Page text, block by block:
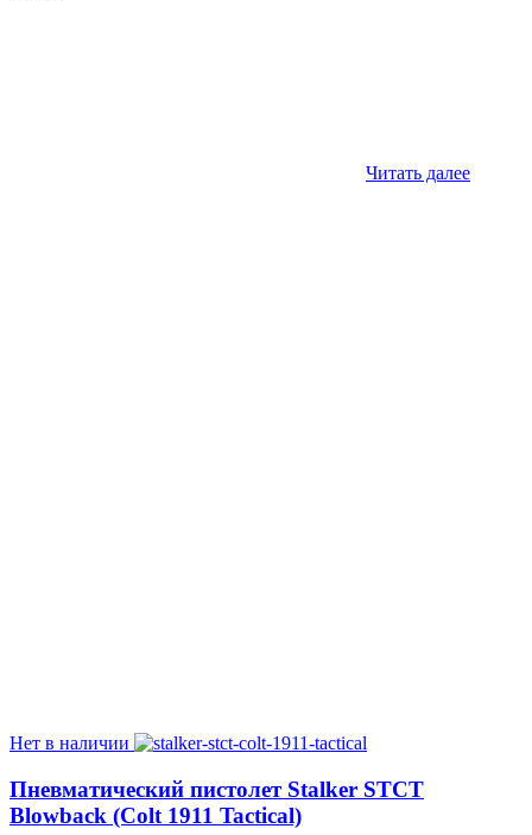
Читать далее
Нет в наличии
Пневматический пистолет Stalker STCT
Blowback (Colt 1911 Tactical)